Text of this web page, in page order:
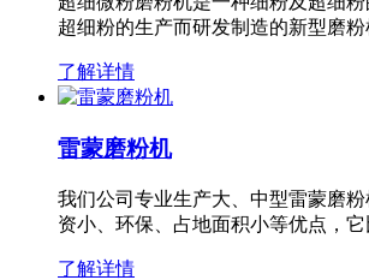
超细粉的生产而研发制造的新型磨
了解详情
雷蒙磨粉机
我们公司专业生产大、中型雷蒙磨
资小、环保、占地面积小等优点，
了解详情